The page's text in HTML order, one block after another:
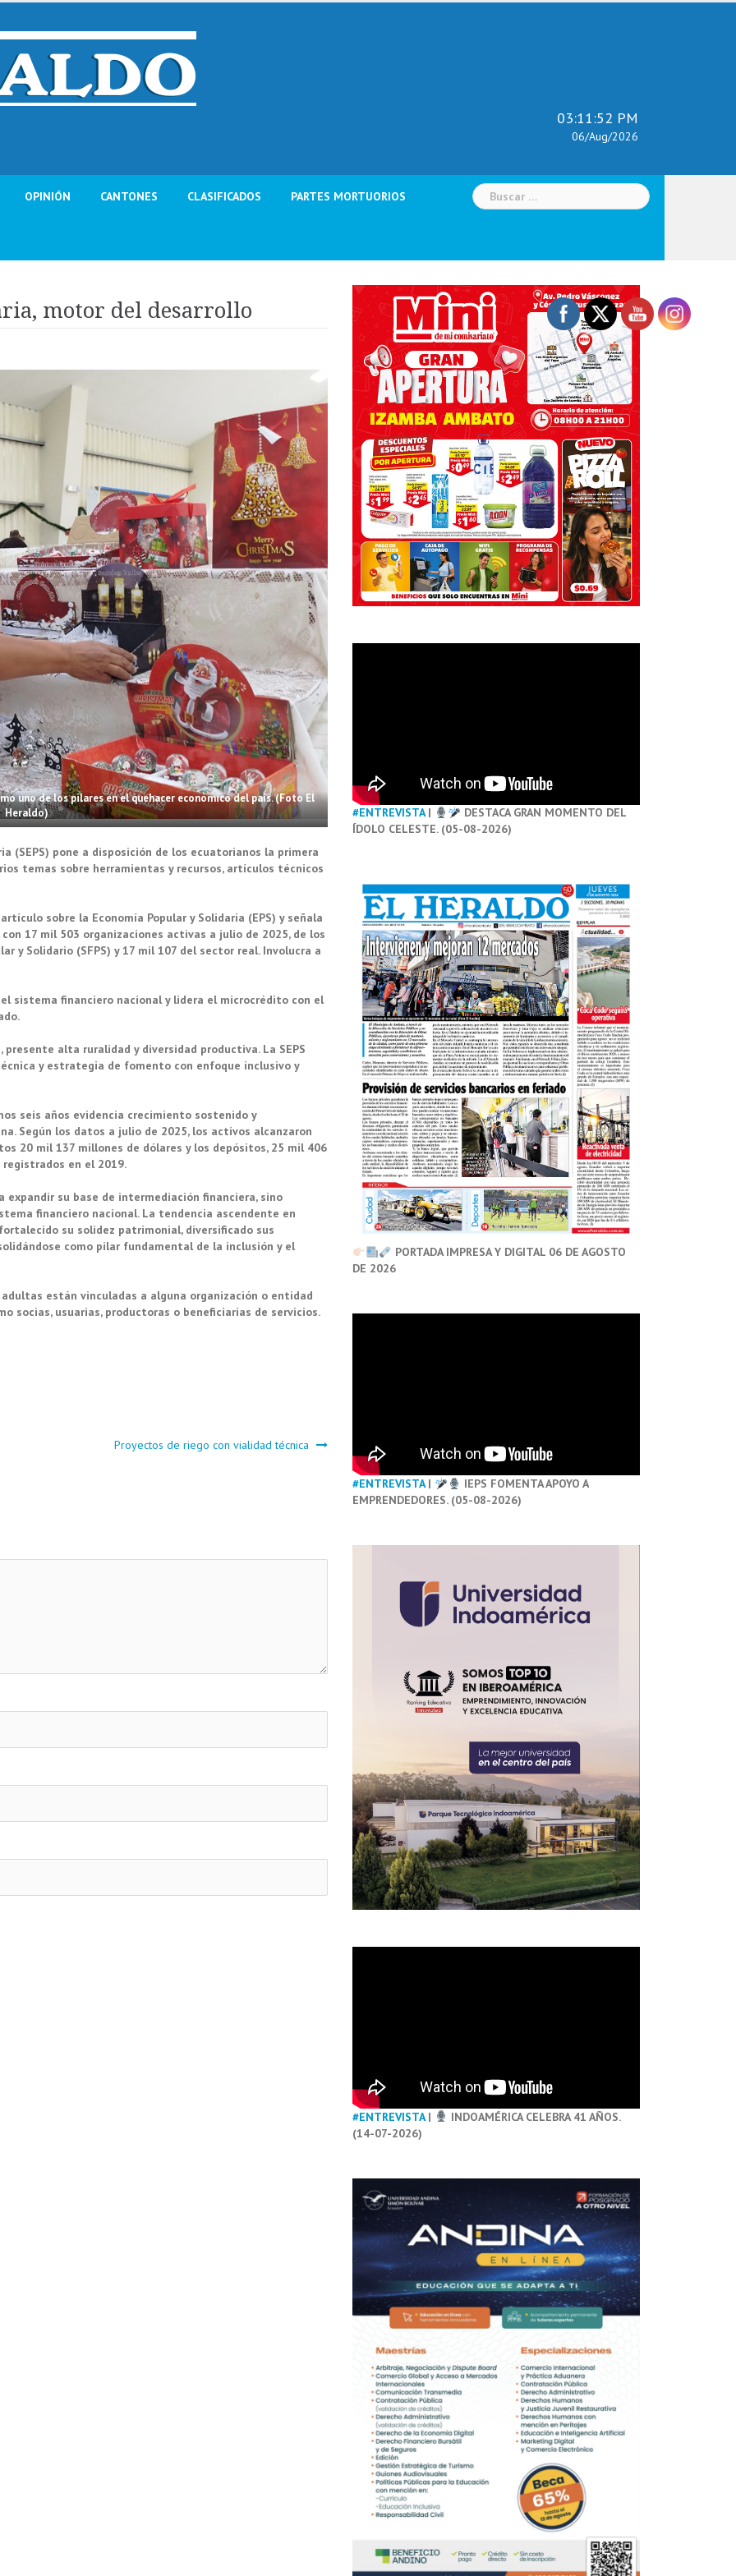
03:11:53 PM
06/Aug/2026
OPINIÓN CANTONES CLASIFICADOS PARTES MORTUORIOS Buscar:
motor del desarrollo
uno de los pilares en el quehacer económico del país. (Foto El
Heraldo)
(SEPS) pone a disposición de los ecuatorianos la primera
temas sobre herramientas y recursos, artículos técnicos
sobre la Economía Popular y Solidaria (EPS) y señala
17 mil 503 organizaciones activas a julio de 2025, de los
y Solidario (SFPS) y 17 mil 107 del sector real. Involucra a
sistema financiero nacional y lidera el microcrédito con el
alta ruralidad y diversidad productiva. La SEPS
y estrategia de fomento con enfoque inclusivo y
seis años evidencia crecimiento sostenido y
Según los datos a julio de 2025, los activos alcanzaron
20 mil 137 millones de dólares y los depósitos, 25 mil 406
en el 2019.
expandir su base de intermediación financiera, sino
financiero nacional. La tendencia ascendente en
su solidez patrimonial, diversificado sus
como pilar fundamental de la inclusión y el
están vinculadas a alguna organización o entidad
socias, usuarias, productoras o beneficiarias de servicios.
Proyectos de riego con vialidad técnica
#ENTREVISTA|
DESTACA GRAN MOMENTO DEL
ÍDOLO CELESTE. (05-08-2026)
PORTADA IMPRESA Y DIGITAL 06 DE AGOSTO
DE 2026
#ENTREVISTA|
IEPS FOMENTA APOYO A
EMPRENDEDORES. (05-08-2026)
#ENTREVISTA|
INDOAMÉRICA CELEBRA 41 AÑOS.
(14-07-2026)